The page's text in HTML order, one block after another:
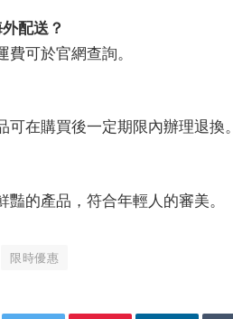
配送？
可於官網查詢。
在購買後一定期限內辦理退換。
的產品，符合年輕人的審美。
限時優惠